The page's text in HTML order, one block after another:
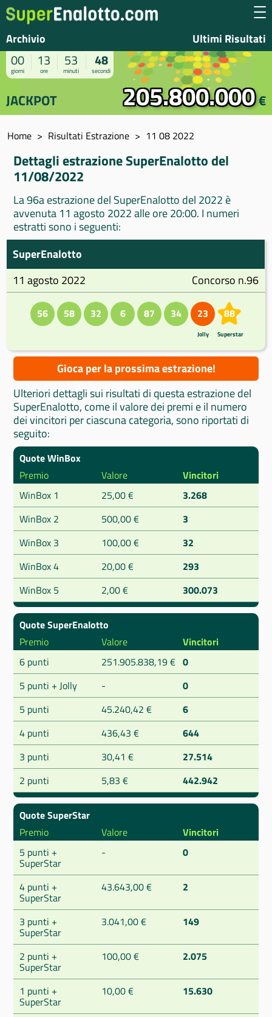
Archivio Ultimi Risultati
00
giorni
13
ore
53
minuti
48
secondi
JACKPOT 205.800.000€
Home Risultati Estrazione 11 08 2022
Dettagli estrazione SuperEnalotto del
11/08/2022
La 96a estrazione del SuperEnalotto del 2022 è
avvenuta 11 agosto 2022 alle ore 20:00. I numeri
estratti sono i seguenti:
SuperEnalotto
11 agosto 2022
Concorso n.96
56 58 32 6 87 34 23
Jolly
88
Superstar
Gioca per la prossima estrazione!
Ulteriori dettagli sui risultati di questa estrazione del
SuperEnalotto, come il valore dei premi e il numero
dei vincitori per ciascuna categoria, sono riportati di
seguito:
Quote WinBox
Premio
Valore
Vincitori
WinBox 1
25,00 €
3.268
WinBox 2
500,00 €
3
WinBox 3
100,00 €
32
WinBox 4
20,00 €
293
WinBox 5
2,00 € 300.073
Quote SuperEnalotto
Premio
Valore
Vincitori
6 punti
251.905.838,19 € 0
5 punti + Jolly
-
0
5 punti
45.240,42 €
6
4 punti
436,43 €
644
3 punti
30,41 €
27.514
2 punti
5,83 € 442.942
Quote SuperStar
Premio
Valore
Vincitori
5 punti +
SuperStar
- 0
4 punti +
SuperStar
43.643,00 € 2
3 punti +
SuperStar
3.041,00 € 149
2 punti +
SuperStar
100,00 € 2.075
1 punti +
SuperStar
10,00 € 15.630